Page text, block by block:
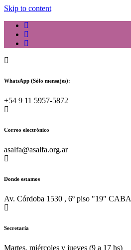
Skip to content
WhatsApp (Sólo mensajes):
+54 9 11 5957-5872
Correo electrónico
asalfa@asalfa.org.ar
Donde estamos
Av. Córdoba 1530 , 6º piso "19" CABA
Secretaría
Martes, miércoles y jueves (9 a 17 hs)